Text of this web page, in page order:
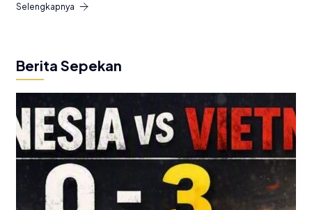
Selengkapnya
Berita Sepekan